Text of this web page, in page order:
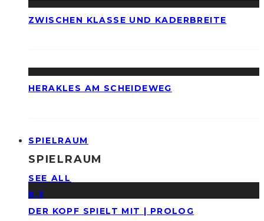
ZWISCHEN KLASSE UND KADERBREITE
HERAKLES AM SCHEIDEWEG
SPIELRAUM
SPIELRAUM
SEE ALL
8.3
DER KOPF SPIELT MIT | PROLOG